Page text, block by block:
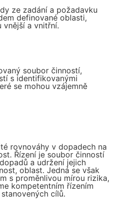
ze zadání a požadavku
definované oblasti,
vnější a vnitřní.
soubor činností,
s identifikovanými
se mohou vzájemně
rovnováhy v dopadech na
Řízení je soubor činností
a udržení jejich
oblast. Jedná se však
s proměnlivou mírou rizika,
kompetentním řízením
cílů.